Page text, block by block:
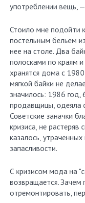
употреблении вещь,
Стоило мне подойти
постельным бельем
нее на столе. Два
полосками по краям
хранятся дома с
мягкой байки не
значилось: 1986 год,
продавщицы, одеяла
Советские заначки
кризиса, не
казалось,
запасливости.
С кризисом мода на
возвращается.
отремонтировать,